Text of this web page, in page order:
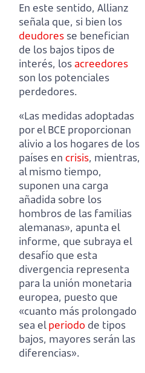
En este sentido, Allianz
señala que, si bien los
deudores se benefician
de los bajos tipos de
interés, los acreedores
son los potenciales
perdedores.
«Las medidas adoptadas
por el BCE proporcionan
alivio a los hogares de los
países en crisis, mientras,
al mismo tiempo,
suponen una carga
añadida sobre los
hombros de las familias
alemanas», apunta el
informe, que subraya el
desafío que esta
divergencia representa
para la unión monetaria
europea, puesto que
«cuanto más prolongado
sea elperiodo de tipos
bajos, mayores serán las
diferencias».